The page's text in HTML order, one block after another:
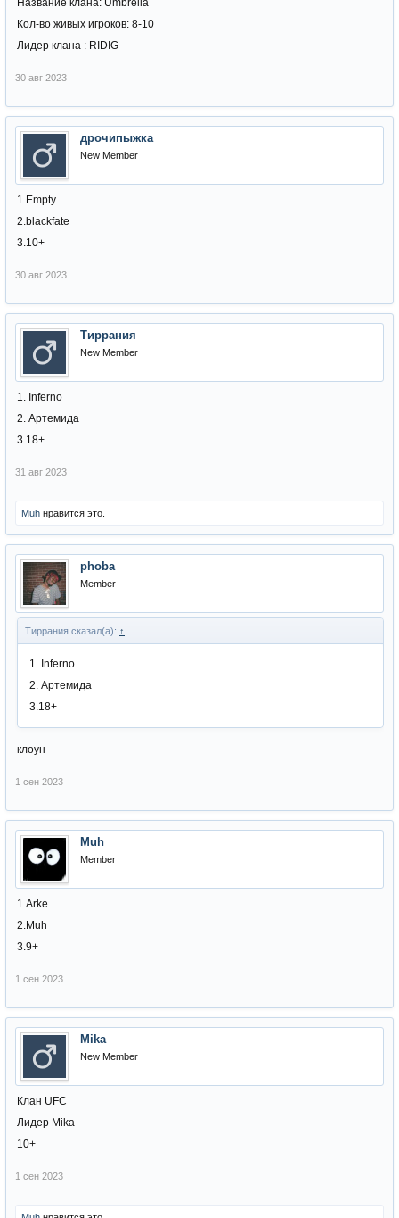
Название клана: Umbrella
Кол-во живых игроков: 8-10
Лидер клана : RIDIG
30 авг 2023
дрочипыжка
New Member
1.Empty
2.blackfate
3.10+
30 авг 2023
Тиррания
New Member
1. Inferno
2. Артемида
3.18+
31 авг 2023
Muh нравится это.
phoba
Member
Тиррания сказал(а): ↑
1. Inferno
2. Артемида
3.18+
клоун
1 сен 2023
Muh
Member
1.Arke
2.Muh
3.9+
1 сен 2023
Mika
New Member
Клан UFC
Лидер Mika
10+
1 сен 2023